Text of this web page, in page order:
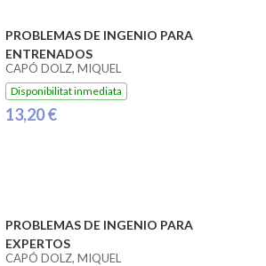
PROBLEMAS DE INGENIO PARA
ENTRENADOS
CAPÓ DOLZ, MIQUEL
Disponibilitat inmediata
13,20 €
PROBLEMAS DE INGENIO PARA
EXPERTOS
CAPÓ DOLZ, MIQUEL